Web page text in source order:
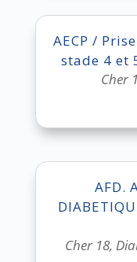
AECP /
stade 4 et
Cher
AFD.
Cher 18,